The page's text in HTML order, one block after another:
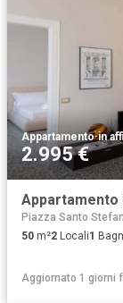
Appartamento·in
2.995 €
Appartamento
Piazza Santo
50 m²2 Locali1
Aggiornato 1 giorni